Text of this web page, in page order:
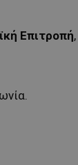
Επιτροπή,